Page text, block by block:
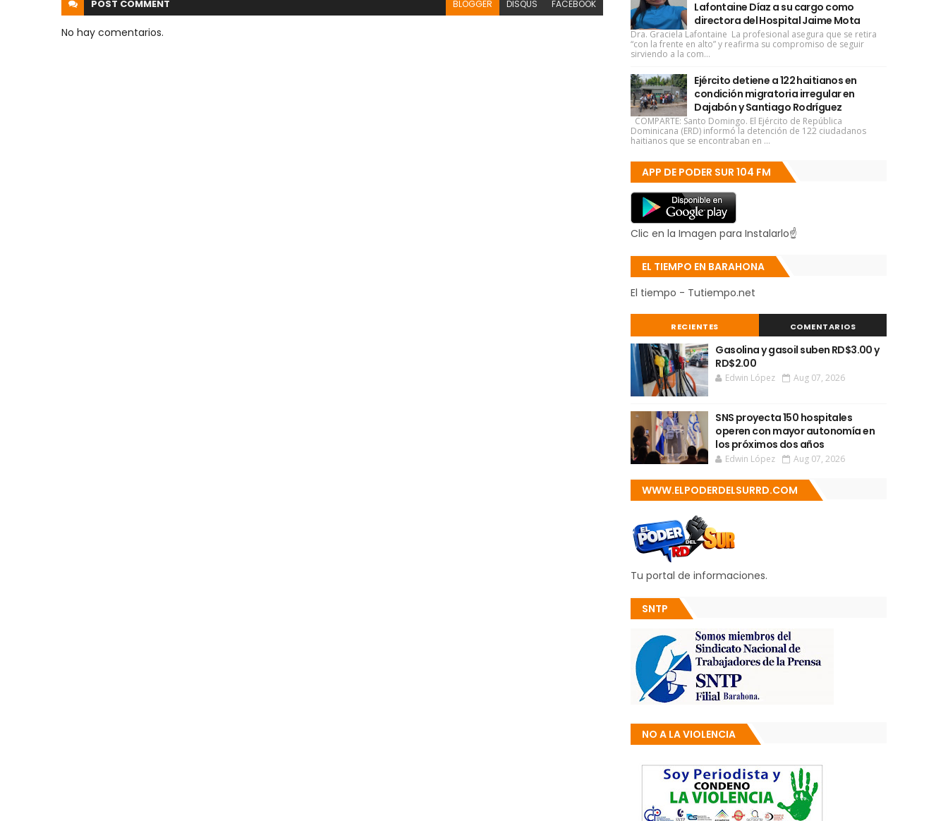
POST COMMENT BLOGGER DISQUS FACEBOOK
No hay comentarios.
Lafontaine Díaz a su cargo como
directora del Hospital Jaime Mota
Dra. Graciela Lafontaine La profesional asegura que se retira
“con la frente en alto” y reafirma su compromiso de seguir
sirviendo a la com...
Ejército detiene a 122 haitianos en
condición migratoria irregular en
Dajabón y Santiago Rodríguez
COMPARTE: Santo Domingo. El Ejército de República
Dominicana (ERD) informó la detención de 122 ciudadanos
haitianos que se encontraban en ...
APP DE PODER SUR 104 FM
Clic en la Imagen para Instalarlo☝
EL TIEMPO EN BARAHONA
El tiempo - Tutiempo.net
RECIENTES COMENTARIOS
Gasolina y gasoil suben RD$3.00 y
RD$2.00
Edwin López Aug 07, 2026
SNS proyecta 150 hospitales
operen con mayor autonomía en
los próximos dos años
Edwin López Aug 07, 2026
WWW.ELPODERDELSURRD.COM
Tu portal de informaciones.
SNTP
NO A LA VIOLENCIA